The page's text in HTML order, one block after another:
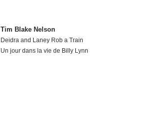
Tim Blake Nelson
Deidra and Laney Rob a Train
Un jour dans la vie de Billy Lynn